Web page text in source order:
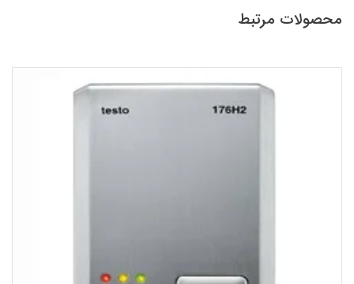
محصولات مرتبط